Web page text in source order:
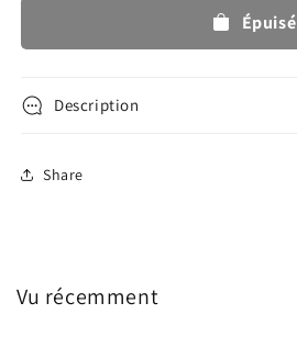
Rond
Bleu
marine
imperméables
Rond
Épuisé
Description
Share
Vu récemment